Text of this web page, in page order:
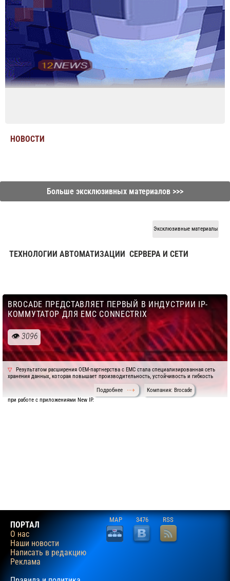
НОВОСТИ
Больше эксклюзивных материалов >>>
Эксклюзивные материалы
ТЕХНОЛОГИИ АВТОМАТИЗАЦИИ СЕРВЕРА И СЕТИ
BROCADE ПРЕДСТАВЛЯЕТ ПЕРВЫЙ В ИНДУСТРИИ IP-
КОММУТАТОР ДЛЯ EMC CONNECTRIX
3096
Результатом расширения OEM-партнерства с EMC стала специализированная сеть
хранения данных, которая повышает производительность, устойчивость и гибкость
при работе с приложениями New IP.
Подробнее Компания: Brocade
ПОРТАЛ
О нас
Наши новости
Написать в редакцию
Реклама
MAP 3476 RSS